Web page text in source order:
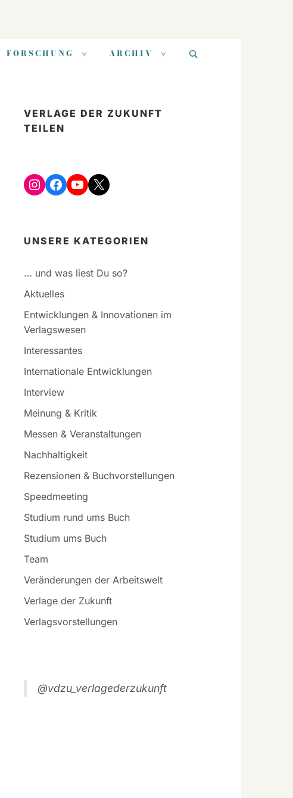
FORSCHUNG ARCHIV
nach:
VERLAGE DER ZUKUNFT
TEILEN
Instagram
Facebook
YouTube
X
UNSERE KATEGORIEN
… und was liest Du so?
Aktuelles
Entwicklungen & Innovationen im
Verlagswesen
Interessantes
Internationale Entwicklungen
Interview
Meinung & Kritik
Messen & Veranstaltungen
Nachhaltigkeit
Rezensionen & Buchvorstellungen
Speedmeeting
Studium rund ums Buch
Studium ums Buch
Team
Veränderungen der Arbeitswelt
Verlage der Zukunft
Verlagsvorstellungen
@vdzu_verlagederzukunft